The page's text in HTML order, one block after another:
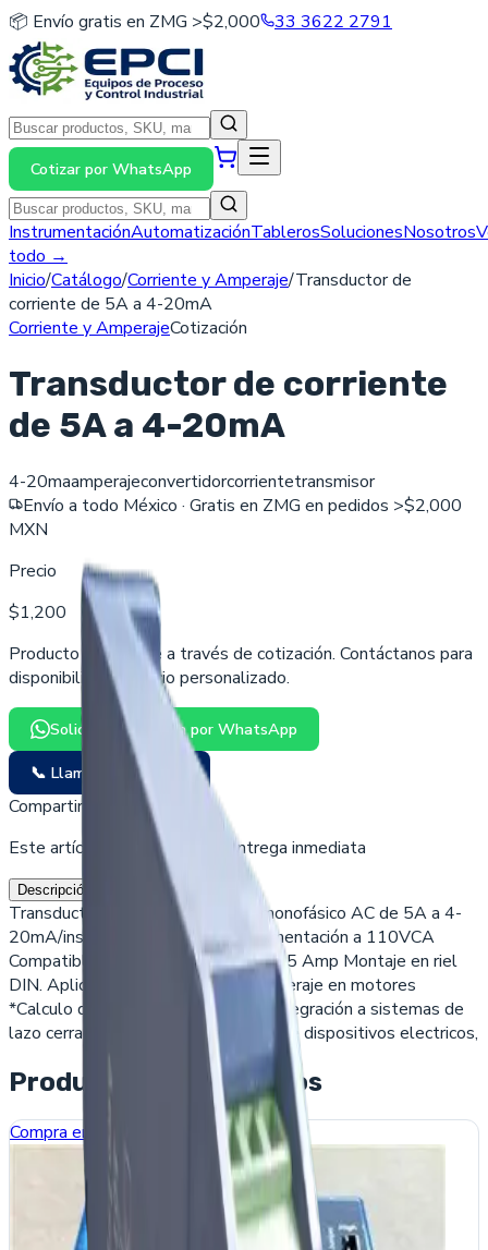
📦 Envío gratis en ZMG >$2,000 33 3622 2791
Cotizar por WhatsApp
InstrumentaciónAutomatizaciónTablerosSolucionesNosotros
todo →
Inicio/Catálogo/Corriente y Amperaje/Transductor de
corriente de 5A a 4-20mA
Corriente y AmperajeCotización
Transductor de corriente
de 5A a 4-20mA
4-20maamperajeconvertidorcorrientetransmisor
Envío a todo México · Gratis en ZMG en pedidos >$2,000
MXN
Precio
$1,200
Producto disponible a través de cotización. Contáctanos para
disponibilidad y precio personalizado.
Solicitar cotización por WhatsApp
📞 Llamar para cotizar
Compartir:
Este artículo lo tenemos de entrega inmediata
Descripción Descargas
Transductor de corriente alterna monofásico AC de 5A a 4-
20mA/instrumento transmisor. Alimentación a 110VCA
Compatible con transformadores de 5 Amp Montaje en riel
DIN. Aplicaciones: *Medición de amperaje en motores
*Calculo de consumo de energía * Integración a sistemas de
lazo cerrado para control de cargas de dispositivos electricos,
Productos relacionados
Compra en línea